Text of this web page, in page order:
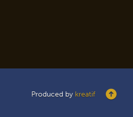
Produced by kreatif